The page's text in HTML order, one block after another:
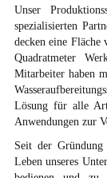
Unser
spezialisierten
decken eine Fläche
Quadratmeter
Mitarbeiter haben
Lösung für alle
Anwendungen zur
Seit der
Leben unseres